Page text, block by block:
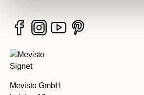
Mevisto GmbH